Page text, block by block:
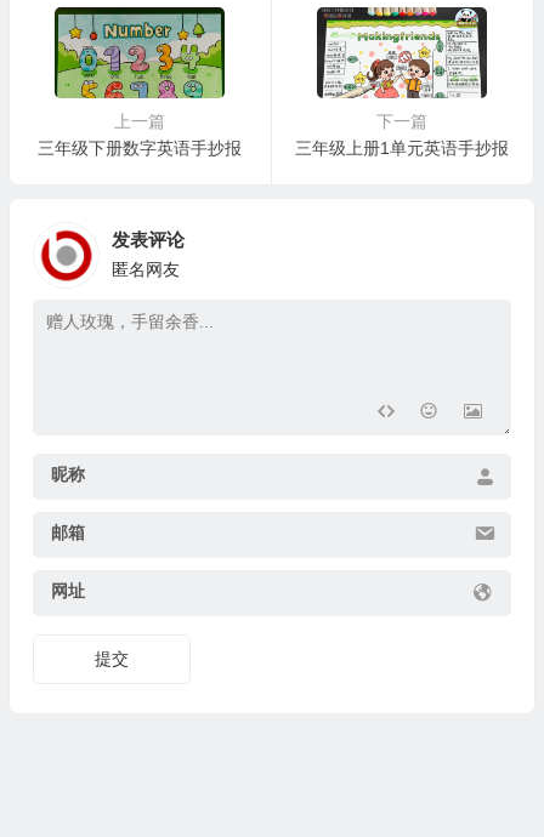
上一篇
三年级下册数字英语手抄报
下一篇
三年级上册1单元英语手抄报
发表评论
匿名网友
昵称
邮箱
网址
提交